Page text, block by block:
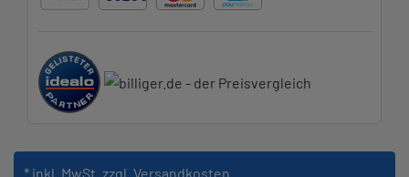
* inkl. MwSt. zzgl. Versandkosten